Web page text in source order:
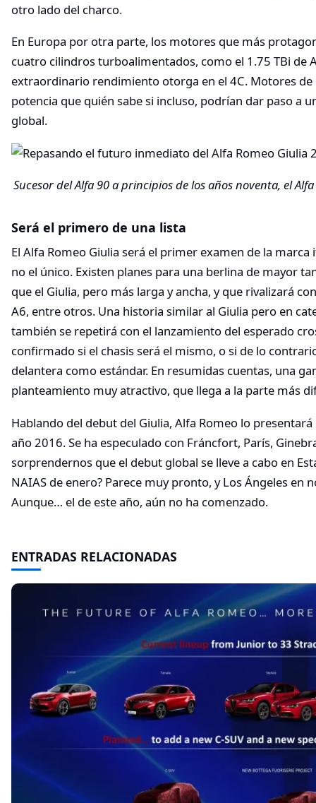
otro lado del charco.
En Europa por otra parte, los motores que más
cuatro cilindros turboalimentados, como el 1.75 TBi de
extraordinario rendimiento otorga en el 4C. Motores de
potencia que quién sabe si incluso, podrían dar paso a
global.
Sucesor del Alfa 90 a principios de los años noventa, el
Será el primero de una lista
El Alfa Romeo Giulia será el primer examen de la
no el único. Existen planes para una berlina de mayor
que el Giulia, pero más larga y ancha, y que rivalizará
A6, entre otros. Una historia similar al Giulia pero en
también se repetirá con el lanzamiento del esperado
confirmado si el chasis será el mismo, o si de lo
delantera como estándar. En resumidas cuentas, una
planteamiento muy atractivo, que llega a la parte más
Hablando del debut del Giulia, Alfa Romeo lo
año 2016. Se ha especulado con Fráncfort, París,
sorprendernos que el debut global se lleve a cabo en
NAIAS de enero? Parece muy pronto, y Los Ángeles en
Aunque… el de este año, aún no ha comenzado.
ENTRADAS RELACIONADAS